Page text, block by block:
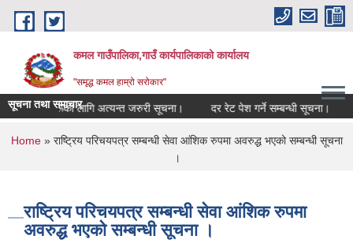
Skip to main content
कमल गाउँपालिका,गाउँ कार्यपालिकाको कार्यालय
"समृद्ध कमल हाम्रो सरोकार"
सूचना तथा समाचार
कृषकहरूका लागि अत्यन्त जरुरी सूचना। दर रेट पेश गर्ने सम्बन्धी सूचना।
You are here
Home» राष्ट्रिय परिचयपत्र सम्बन्धी सेवा आंशिक रुपमा अवरुद्ध भएको सम्बन्धी सूचना
।
राष्ट्रिय परिचयपत्र सम्बन्धी सेवा आंशिक रुपमा
अवरुद्ध भएको सम्बन्धी सूचना ।